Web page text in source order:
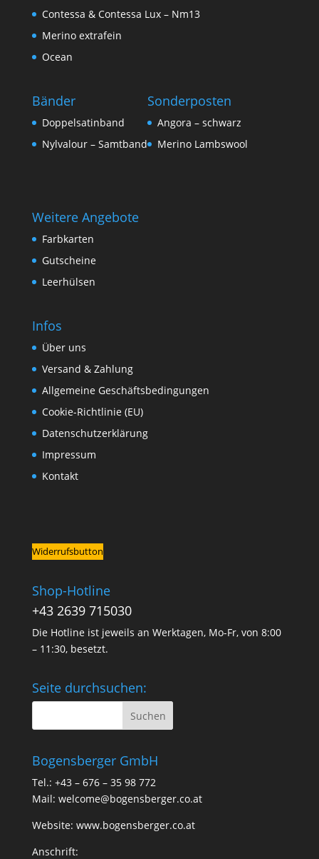
Contessa & Contessa Lux – Nm13
Merino extrafein
Ocean
Bänder
Doppelsatinband
Nylvalour – Samtband
Sonderposten
Angora – schwarz
Merino Lambswool
Weitere Angebote
Farbkarten
Gutscheine
Leerhülsen
Infos
Über uns
Versand & Zahlung
Allgemeine Geschäftsbedingungen
Cookie-Richtlinie (EU)
Datenschutzerklärung
Impressum
Kontakt
Widerrufsbutton
Shop-Hotline
+43 2639 715030
Die Hotline ist jeweils an Werktagen, Mo-Fr, von 8:00
– 11:30, besetzt.
Seite durchsuchen:
Bogensberger GmbH
Tel.: +43 – 676 – 35 98 772
Mail: welcome@bogensberger.co.at
Website: www.bogensberger.co.at
Anschrift: